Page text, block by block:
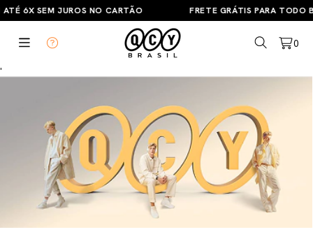
6X SEM JUROS NO CARTÃO FRETE GRÁTIS PARA TODO
0
'